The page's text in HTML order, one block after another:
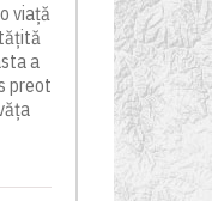
viață
a
preot